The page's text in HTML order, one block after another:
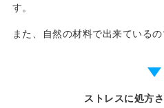
す。
また、自然の材料で出来ている
ストレスに処方